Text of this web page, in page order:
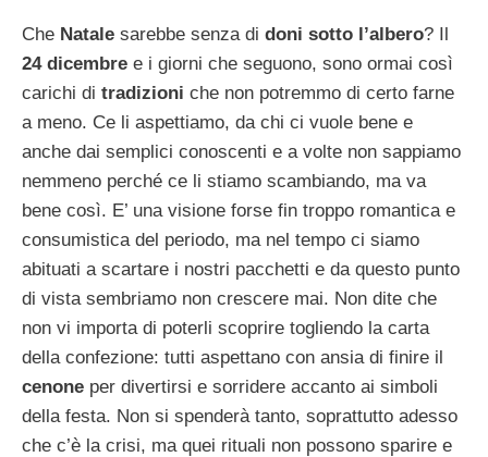
Che Natale sarebbe senza di doni sotto l’albero? Il
24 dicembre e i giorni che seguono, sono ormai così
carichi di tradizioni che non potremmo di certo farne
a meno. Ce li aspettiamo, da chi ci vuole bene e
anche dai semplici conoscenti e a volte non sappiamo
nemmeno perché ce li stiamo scambiando, ma va
bene così. E’ una visione forse fin troppo romantica e
consumistica del periodo, ma nel tempo ci siamo
abituati a scartare i nostri pacchetti e da questo punto
di vista sembriamo non crescere mai. Non dite che
non vi importa di poterli scoprire togliendo la carta
della confezione: tutti aspettano con ansia di finire il
cenone per divertirsi e sorridere accanto ai simboli
della festa. Non si spenderà tanto, soprattutto adesso
che c’è la crisi, ma quei rituali non possono sparire e